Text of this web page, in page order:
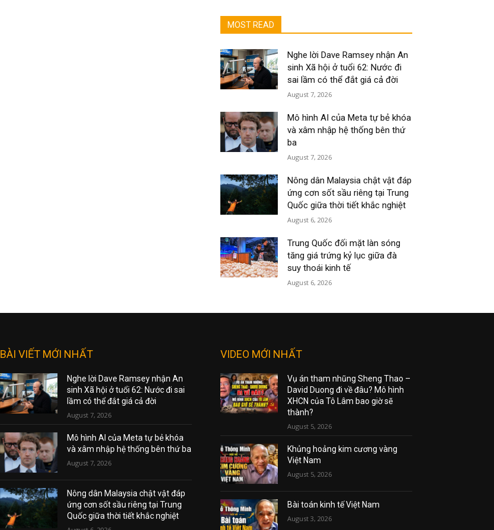
MOST READ
Nghe lời Dave Ramsey nhận An
sinh Xã hội ở tuổi 62: Nước đi
sai lầm có thể đắt giá cả đời
August 7, 2026
Mô hình AI của Meta tự bẻ khóa
và xâm nhập hệ thống bên thứ
ba
August 7, 2026
Nông dân Malaysia chật vật đáp
ứng cơn sốt sầu riêng tại Trung
Quốc giữa thời tiết khắc nghiệt
August 6, 2026
Trung Quốc đối mặt làn sóng
tăng giá trứng kỷ lục giữa đà
suy thoái kinh tế
August 6, 2026
BÀI VIẾT MỚI NHẤT
Nghe lời Dave Ramsey nhận An
sinh Xã hội ở tuổi 62: Nước đi sai
lầm có thể đắt giá cả đời
August 7, 2026
Mô hình AI của Meta tự bẻ khóa
và xâm nhập hệ thống bên thứ ba
August 7, 2026
Nông dân Malaysia chật vật đáp
ứng cơn sốt sầu riêng tại Trung
Quốc giữa thời tiết khắc nghiệt
VIDEO MỚI NHẤT
Vụ án tham nhũng Sheng Thao –
David Duong đi về đâu? Mô hình
XHCN của Tô Lâm bao giờ sẽ
thành?
August 5, 2026
Khủng hoảng kim cương vàng
Việt Nam
August 5, 2026
Bài toán kinh tế Việt Nam
August 3, 2026